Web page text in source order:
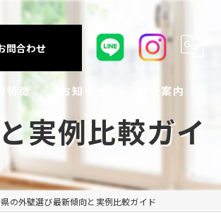
問合わせ
ョン
特徴
能
能
ーメンテナンス
お知らせ
インスタグラム投稿
ちょこっと豆知識
会社案内
アクセス
よくある質問
実例比較ガイ
の外壁選び最新傾向と実例比較ガイド